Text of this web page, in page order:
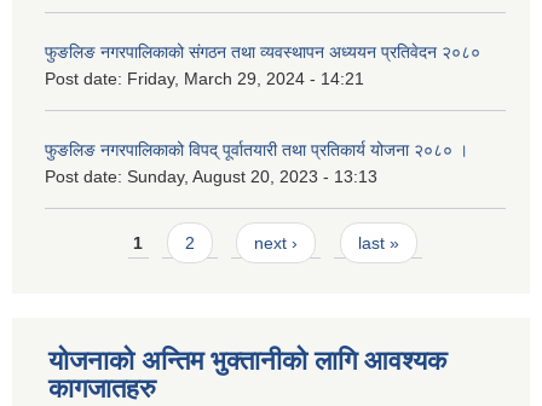
फुङलिङ नगरपालिकाको संगठन तथा व्यवस्थापन अध्ययन प्रतिवेदन २०८०
Post date: Friday, March 29, 2024 - 14:21
फुङलिङ नगरपालिकाको विपद् पूर्वातयारी तथा प्रतिकार्य योजना २०८० ।
Post date: Sunday, August 20, 2023 - 13:13
Pages1 2 next › last »
योजनाको अन्तिम भुक्तानीको लागि आवश्यक
कागजातहरु